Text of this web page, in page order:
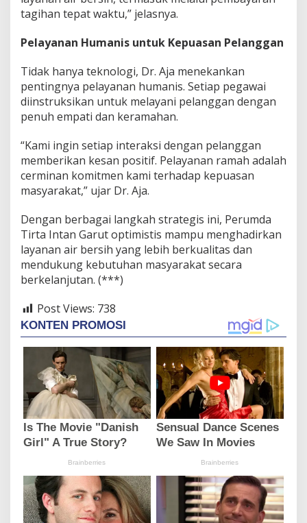
tagihan tepat waktu,” jelasnya.
Pelayanan Humanis untuk Kepuasan Pelanggan
Tidak hanya teknologi, Dr. Aja menekankan
pentingnya pelayanan humanis. Setiap pegawai
diinstruksikan untuk melayani pelanggan dengan
penuh empati dan keramahan.
“Kami ingin setiap interaksi dengan pelanggan
memberikan kesan positif. Pelayanan ramah adalah
cerminan komitmen kami terhadap kepuasan
masyarakat,” ujar Dr. Aja.
Dengan berbagai langkah strategis ini, Perumda
Tirta Intan Garut optimistis mampu menghadirkan
layanan air bersih yang lebih berkualitas dan
mendukung kebutuhan masyarakat secara
berkelanjutan. (***)
Post Views: 738